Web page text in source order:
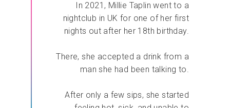
In 2021, Millie Taplin went to a
nightclub in UK for one of her first
nights out after her 18th birthday.
There, she accepted a drink from a
man she had been talking to.
After only a few sips, she started